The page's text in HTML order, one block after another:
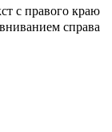
с правого краю
справа